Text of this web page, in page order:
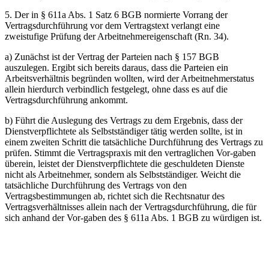
5. Der in § 611a Abs. 1 Satz 6 BGB normierte Vorrang der
Vertragsdurchführung vor dem Vertragstext verlangt eine
zweistufige Prüfung der Arbeitnehmereigenschaft (Rn. 34).
a) Zunächst ist der Vertrag der Parteien nach § 157 BGB
auszulegen. Ergibt sich bereits daraus, dass die Parteien ein
Arbeitsverhältnis begründen wollten, wird der Arbeitnehmerstatus
allein hierdurch verbindlich festgelegt, ohne dass es auf die
Vertragsdurchführung ankommt.
b) Führt die Auslegung des Vertrags zu dem Ergebnis, dass der
Dienstverpflichtete als Selbstständiger tätig werden sollte, ist in
einem zweiten Schritt die tatsächliche Durchführung des Vertrags zu
prüfen. Stimmt die Vertragspraxis mit den vertraglichen Vor-gaben
überein, leistet der Dienstverpflichtete die geschuldeten Dienste
nicht als Arbeitnehmer, sondern als Selbstständiger. Weicht die
tatsächliche Durchführung des Vertrags von den
Vertragsbestimmungen ab, richtet sich die Rechtsnatur des
Vertragsverhältnisses allein nach der Vertragsdurchführung, die für
sich anhand der Vor-gaben des § 611a Abs. 1 BGB zu würdigen ist.